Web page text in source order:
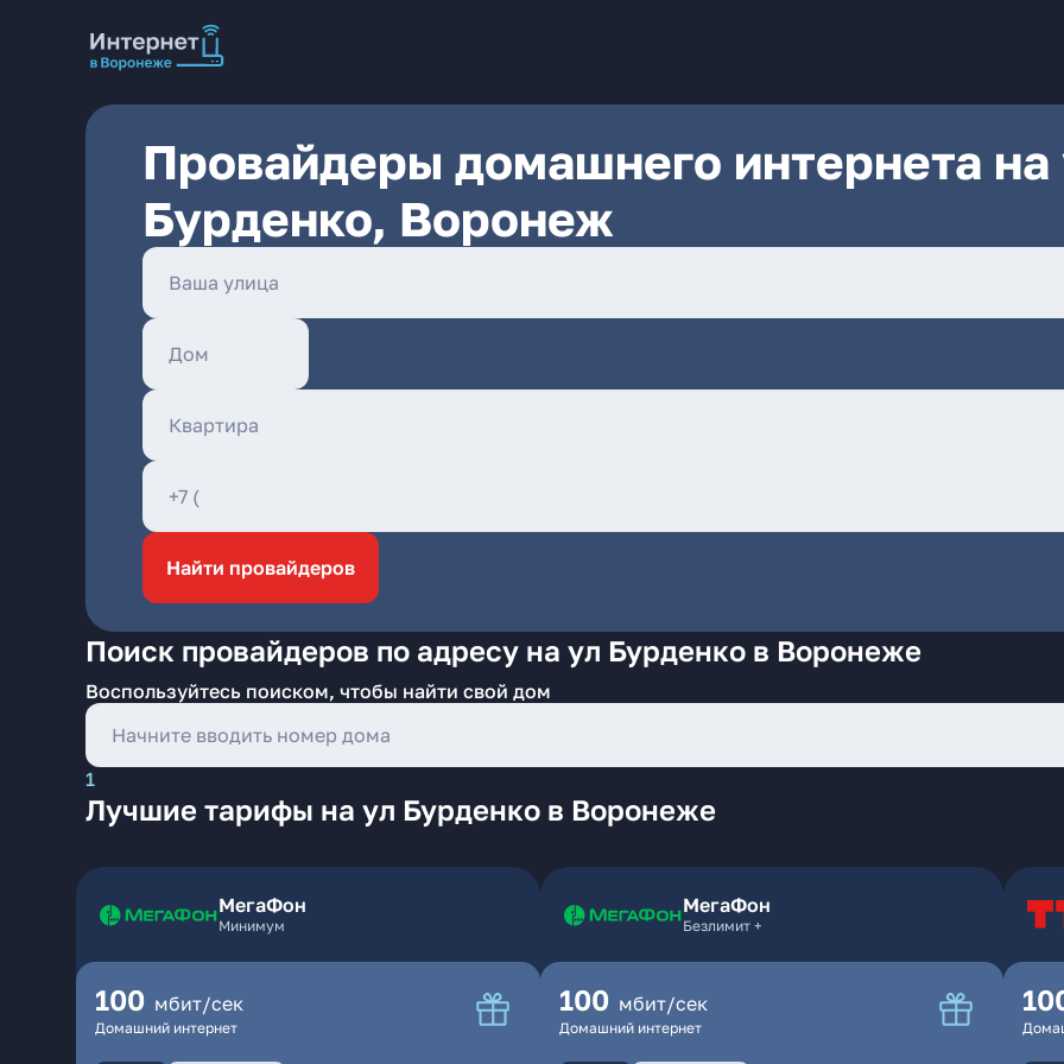
Провайдеры домашнего интернета на
Бурденко, Воронеж
Найти провайдеров
Поиск провайдеров по адресу на ул Бурденко в Воронеже
Воспользуйтесь поиском, чтобы найти свой дом
1
Лучшие тарифы на ул Бурденко в Воронеже
МегаФон
Минимум
100 мбит/сек
Домашний интернет
МегаФон
Безлимит +
100 мбит/сек
Домашний интернет